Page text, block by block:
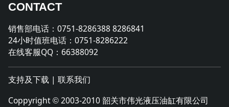
CONTACT
销售部电话：0751-8286388 8286841
24小时值班电话：0751-8286222
在线客服QQ：66388092
支持及下载 | 联系我们
Coppyright ©2003-2010 韶关市伟光液压油缸有限公司